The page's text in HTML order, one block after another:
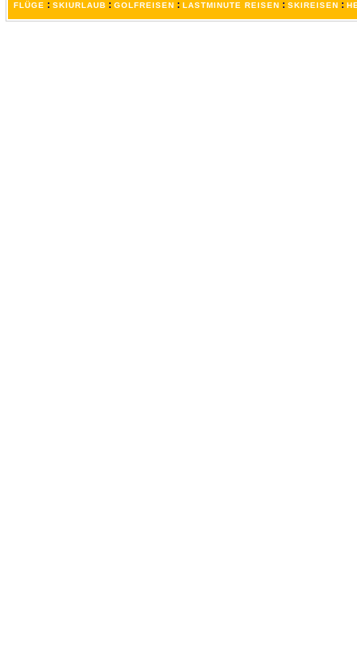
FLÜGE : SKIURLAUB : GOLFREISEN : LASTMINUTE REISEN : SKIREISEN :